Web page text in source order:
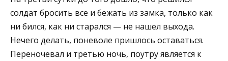
солдат бросить все и бежать из замка, только как
ни бился, как ни старался — не нашел выхода.
Нечего делать, поневоле пришлось оставаться.
Переночевал и третью ночь, поутру является к